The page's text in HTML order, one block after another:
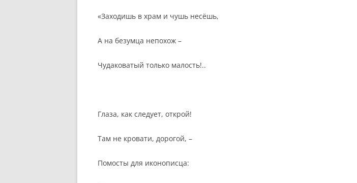
«Заходишь в храм и чушь несёшь,
А на безумца непохож –
Чудаковатый только малость!..
Глаза, как следует, открой!
Там не кровати, дорогой, –
Помосты для иконописца: